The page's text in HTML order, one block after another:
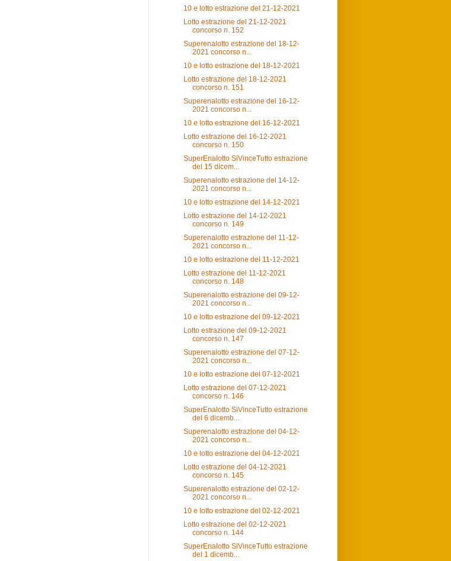
10 e lotto estrazione del 21-12-2021
Lotto estrazione del 21-12-2021
concorso n. 152
Superenalotto estrazione del 18-12-
2021 concorso n...
10 e lotto estrazione del 18-12-2021
Lotto estrazione del 18-12-2021
concorso n. 151
Superenalotto estrazione del 16-12-
2021 concorso n...
10 e lotto estrazione del 16-12-2021
Lotto estrazione del 16-12-2021
concorso n. 150
SuperEnalotto SiVinceTutto estrazione
del 15 dicem...
Superenalotto estrazione del 14-12-
2021 concorso n...
10 e lotto estrazione del 14-12-2021
Lotto estrazione del 14-12-2021
concorso n. 149
Superenalotto estrazione del 11-12-
2021 concorso n...
10 e lotto estrazione del 11-12-2021
Lotto estrazione del 11-12-2021
concorso n. 148
Superenalotto estrazione del 09-12-
2021 concorso n...
10 e lotto estrazione del 09-12-2021
Lotto estrazione del 09-12-2021
concorso n. 147
Superenalotto estrazione del 07-12-
2021 concorso n...
10 e lotto estrazione del 07-12-2021
Lotto estrazione del 07-12-2021
concorso n. 146
SuperEnalotto SiVinceTutto estrazione
del 6 dicemb...
Superenalotto estrazione del 04-12-
2021 concorso n...
10 e lotto estrazione del 04-12-2021
Lotto estrazione del 04-12-2021
concorso n. 145
Superenalotto estrazione del 02-12-
2021 concorso n...
10 e lotto estrazione del 02-12-2021
Lotto estrazione del 02-12-2021
concorso n. 144
SuperEnalotto SiVinceTutto estrazione
del 1 dicemb...